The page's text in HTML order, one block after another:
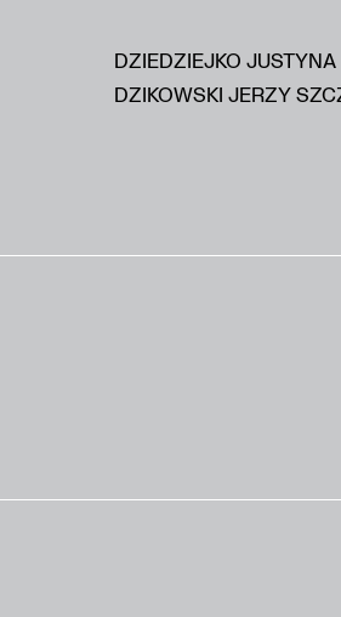
DZIEDZIEJKO JUSTYNA
DZIKOWSKI JERZY